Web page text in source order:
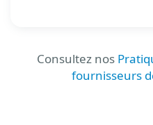
Consultez nos
fournisseurs